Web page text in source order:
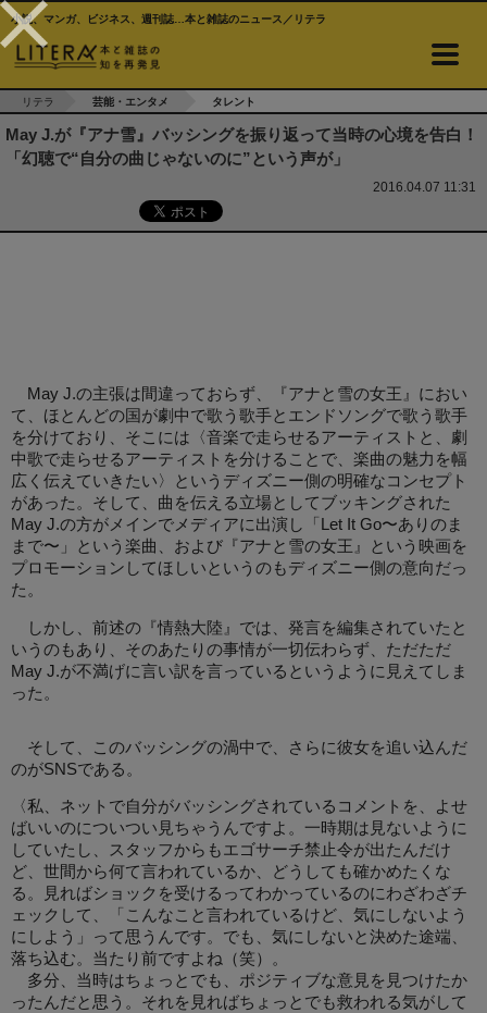
小説、マンガ、ビジネス、週刊誌…本と雑誌のニュース／リテラ
リテラ 芸能・エンタメ タレント
May J.が『アナ雪』バッシングを振り返って当時の心境を告白！
「幻聴で“自分の曲じゃないのに”という声が」
2016.04.07 11:31
May J.の主張は間違っておらず、『アナと雪の女王』におい
て、ほとんどの国が劇中で歌う歌手とエンドソングで歌う歌手
を分けており、そこには〈音楽で走らせるアーティストと、劇
中歌で走らせるアーティストを分けることで、楽曲の魅力を幅
広く伝えていきたい〉というディズニー側の明確なコンセプト
があった。そして、曲を伝える立場としてブッキングされた
May J.の方がメインでメディアに出演し「Let It Go〜ありのま
まで〜」という楽曲、および『アナと雪の女王』という映画を
プロモーションしてほしいというのもディズニー側の意向だっ
た。
しかし、前述の『情熱大陸』では、発言を編集されていたと
いうのもあり、そのあたりの事情が一切伝わらず、ただただ
May J.が不満げに言い訳を言っているというように見えてしま
った。
そして、このバッシングの渦中で、さらに彼女を追い込んだ
のがSNSである。
〈私、ネットで自分がバッシングされているコメントを、よせ
ばいいのについつい見ちゃうんですよ。一時期は見ないように
していたし、スタッフからもエゴサーチ禁止令が出たんだけ
ど、世間から何て言われているか、どうしても確かめたくな
る。見ればショックを受けるってわかっているのにわざわざチ
ェックして、「こんなこと言われているけど、気にしないよう
にしよう」って思うんです。でも、気にしないと決めた途端、
落ち込む。当たり前ですよね（笑）。
多分、当時はちょっとでも、ポジティブな意見を見つけたか
ったんだと思う。それを見ればちょっとでも救われる気がして